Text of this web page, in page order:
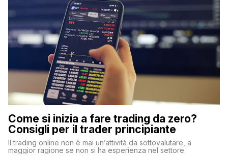
Come si inizia a fare trading da zero?
Consigli per il trader principiante
Il trading online non è mai un’attività da sottovalutare, a
maggior ragione se non si ha esperienza nel settore.